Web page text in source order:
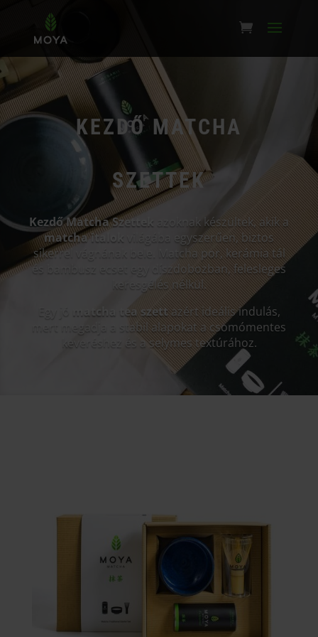
KEZDŐ MATCHA
SZETTEK
Kezdő Matcha Szettek azoknak készültek, akik a
matcha italok
világába egyszerűen, biztos
sikerrel vágnának bele. Matcha por, kerámia tál
és bambusz ecset egy díszdobozban, felesleges
keresgélés nélkül.
matcha tea szett azért ideális indulás,
mert megadja a stabil alapokat a csomómentes
keveréshez és a selymes textúrához.